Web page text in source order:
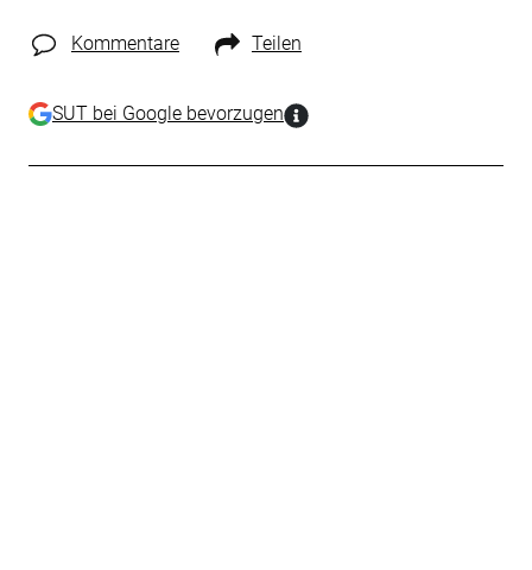
Kommentare Teilen
SUT bei Google bevorzugen